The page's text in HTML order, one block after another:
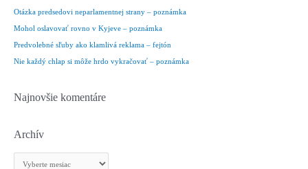
:
Otázka predsedovi neparlamentnej strany – poznámka
Mohol oslavovať rovno v Kyjeve – poznámka
Predvolebné sľuby ako klamlivá reklama – fejtón
Nie každý chlap si môže hrdo vykračovať – poznámka
Najnovšie komentáre
Archív